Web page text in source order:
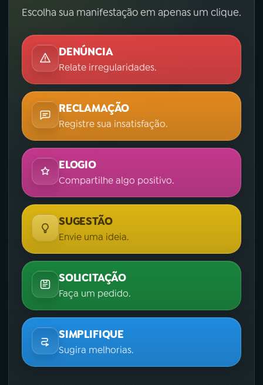
Escolha sua manifestação em apenas um clique.
DENÚNCIA
Relate irregularidades.
RECLAMAÇÃO
Registre sua insatisfação.
ELOGIO
Compartilhe algo positivo.
SUGESTÃO
Envie uma ideia.
SOLICITAÇÃO
Faça um pedido.
SIMPLIFIQUE
Sugira melhorias.